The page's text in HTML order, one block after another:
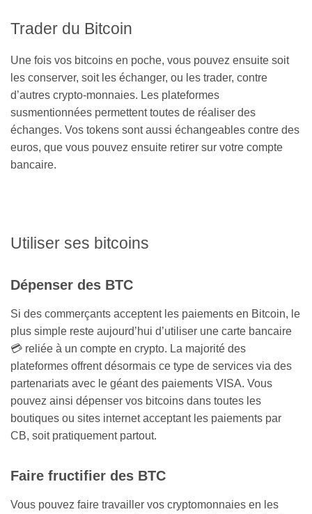
Trader du Bitcoin
Une fois vos bitcoins en poche, vous pouvez ensuite soit
les conserver, soit les échanger, ou les trader, contre
d’autres crypto-monnaies. Les plateformes
susmentionnées permettent toutes de réaliser des
échanges. Vos tokens sont aussi échangeables contre des
euros, que vous pouvez ensuite retirer sur votre compte
bancaire.
Utiliser ses bitcoins
Dépenser des BTC
Si des commerçants acceptent les paiements en Bitcoin, le
plus simple reste aujourd’hui d’utiliser une carte bancaire
💳 reliée à un compte en crypto. La majorité des
plateformes offrent désormais ce type de services via des
partenariats avec le géant des paiements VISA. Vous
pouvez ainsi dépenser vos bitcoins dans toutes les
boutiques ou sites internet acceptant les paiements par
CB, soit pratiquement partout.
Faire fructifier des BTC
Vous pouvez faire travailler vos cryptomonnaies en les